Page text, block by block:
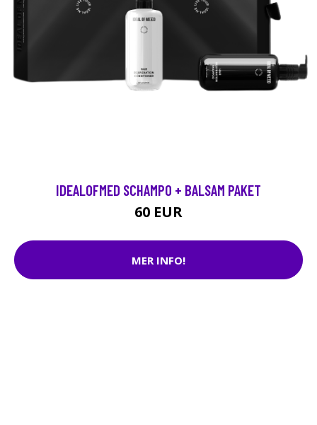
IDEALOFMED SCHAMPO + BALSAM PAKET
60 EUR
MER INFO!